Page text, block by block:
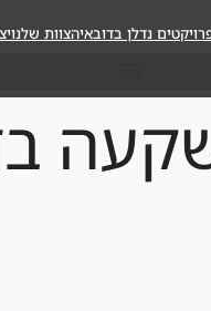
נדלן בדובאיהצוות שלנו